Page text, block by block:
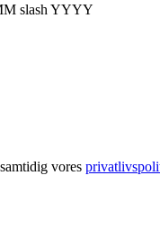
slash YYYY
vores